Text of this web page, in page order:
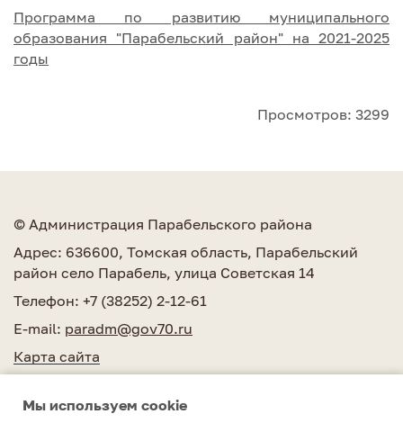
Программа по развитию муниципального
образования "Парабельский район" на 2021-2025
годы
Просмотров: 3299
© Администрация Парабельского района
Адрес: 636600, Томская область, Парабельский
район село Парабель, улица Советская 14
Телефон: +7 (38252) 2-12-61
E-mail: paradm@gov70.ru
Карта сайта
Мы используем сookie